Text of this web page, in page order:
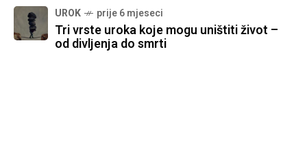
UROK prije 6 mjeseci
Tri vrste uroka koje mogu uništiti život –
od divljenja do smrti